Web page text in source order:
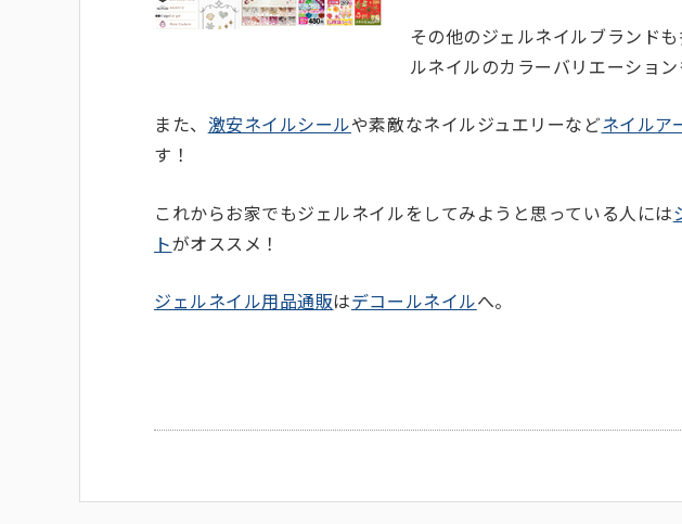
その他のジェルネイルブランド
ルネイルのカラーバリエーション
また、 激安ネイルシールや素敵なネイルジュエリーなどネイルア
す！
これからお家でもジェルネイルをしてみようと思っている人には
トがオススメ！
ジェルネイル用品通販はデコールネイルへ。